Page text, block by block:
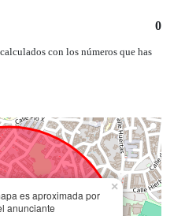
0
con los números que has
es aproximada por
anunciante
×